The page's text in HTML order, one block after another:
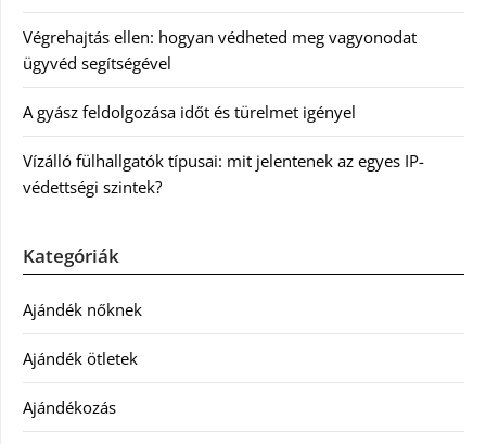
Végrehajtás ellen: hogyan védheted meg vagyonodat
ügyvéd segítségével
A gyász feldolgozása időt és türelmet igényel
Vízálló fülhallgatók típusai: mit jelentenek az egyes IP-
védettségi szintek?
Kategóriák
Ajándék nőknek
Ajándék ötletek
Ajándékozás